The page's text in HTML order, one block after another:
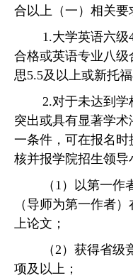
合以上（一）相关要
1.大学英语六级
合格或英语专业八
思5.5及以上或新托福
2.对于未达到学
突出或具有显著学
一条件， 可在报名时
核并报学院招生领导
（ 1） 以第一作
（导师为第一作者
上论文；
（2 ） 获得省级
项及以上；